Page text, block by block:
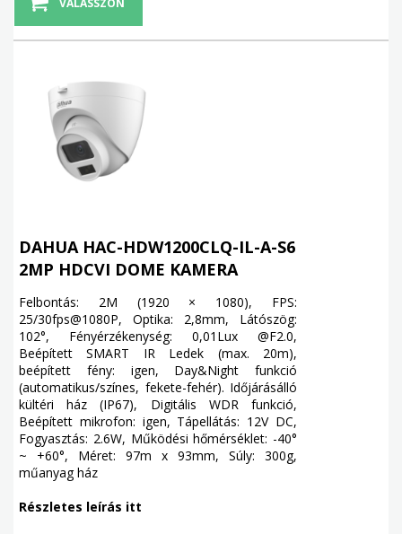
DAHUA HAC-HDW1200CLQ-IL-A-S6
2MP HDCVI DOME KAMERA
Felbontás: 2M (1920 × 1080), FPS:
25/30fps@1080P, Optika: 2,8mm, Látószög:
102°, Fényérzékenység: 0,01Lux @F2.0,
Beépített SMART IR Ledek (max. 20m),
beépített fény: igen, Day&Night funkció
(automatikus/színes, fekete-fehér). Időjárásálló
kültéri ház (IP67), Digitális WDR funkció,
Beépített mikrofon: igen, Tápellátás: 12V DC,
Fogyasztás: 2.6W, Működési hőmérséklet: -40°
~ +60°, Méret: 97m x 93mm, Súly: 300g,
műanyag ház
Részletes leírás itt